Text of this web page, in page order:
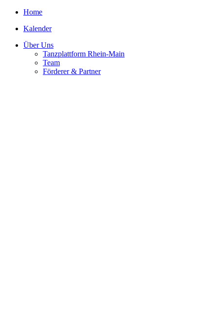
Home
Kalender
Über Uns
Tanzplattform Rhein-Main
Team
Förderer & Partner